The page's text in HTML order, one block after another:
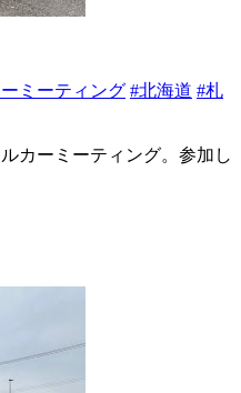
ミーティング #北海道 #札
カーミーティング。参加し